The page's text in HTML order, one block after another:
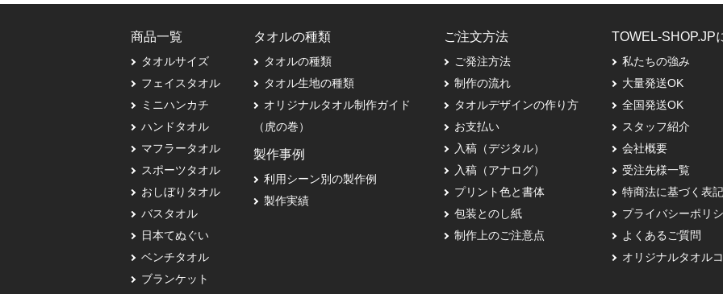
商品一覧
タオルサイズ
フェイスタオル
ミニハンカチ
ハンドタオル
マフラータオル
スポーツタオル
おしぼりタオル
バスタオル
日本てぬぐい
ベンチタオル
ブランケット
タオルの種類
タオルの種類
タオル生地の種類
オリジナルタオル制作ガイド
（虎の巻）
製作事例
利用シーン別の製作例
製作実績
ご注文方法
ご発注方法
制作の流れ
タオルデザインの作り方
お支払い
入稿（デジタル）
入稿（アナログ）
プリント色と書体
包装とのし紙
制作上のご注意点
TOWEL-SHOP.JP
私たちの強み
大量発送OK
全国発送OK
スタッフ紹介
会社概要
受注先様一覧
特商法に基づく表記
プライバシーポリ
よくあるご質問
オリジナルタオル